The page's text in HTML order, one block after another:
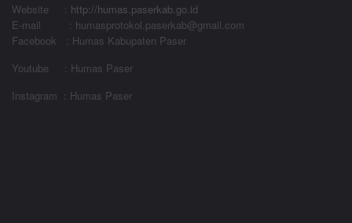
Website
: http://humas.paserkab.go.id
E-mail : humasprotokol.paserkab@gmail.com
Facebook : Humas Kabupaten Paser
Youtube : Humas Paser
Instagram : Humas Paser